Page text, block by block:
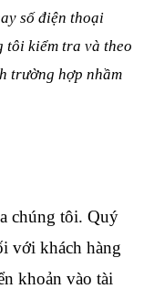
tôi kiểm tra và theo
trường hợp nhầm
chúng tôi. Quý
với khách hàng
khoản vào tài